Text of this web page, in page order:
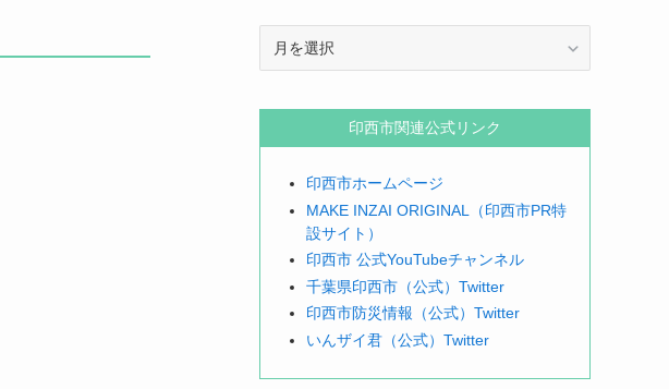
探
印西市関連公式リンク
印西市ホームページ
MAKE INZAI ORIGINAL（印西市PR特
設サイト）
印西市 公式YouTubeチャンネル
千葉県印西市（公式）Twitter
印西市防災情報（公式）Twitter
いんザイ君（公式）Twitter